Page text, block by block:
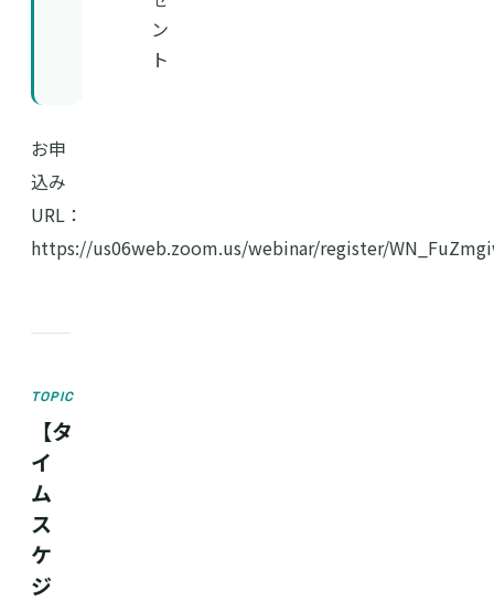
ン
ト
お申
込み
URL：
https://us06web.zoom.us/webinar/register/
TOPIC
【タ
イ
ム
ス
ケ
ジ